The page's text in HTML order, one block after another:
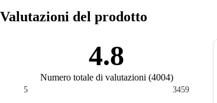
Valutazioni del prodotto
4.8
Numero totale di valutazioni (4004)
5 3459